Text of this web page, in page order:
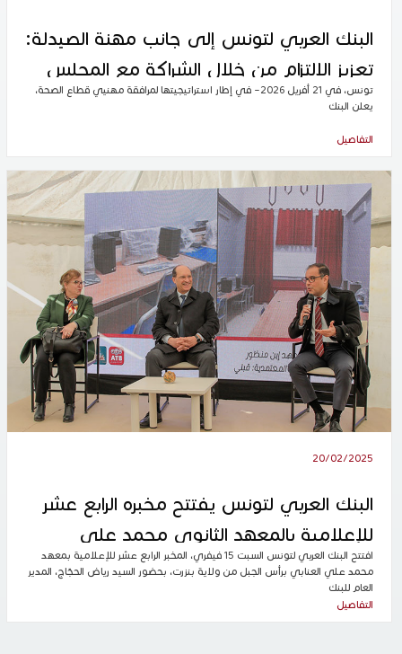
البنك العربي لتونس إلى جانب مهنة الصيدلة:
تعزيز الالتزام من خلال الشراكة مع المجلس
الوطني لهيئة الصيادلة بتونس (CNOPT)
تونس، في 21 أفريل 2026– في إطار استراتيجيتها لمرافقة مهنيي قطاع الصحة،
يعلن البنك
التفاصيل
20/02/2025
البنك العربي لتونس يفتتح مخبره الرابع عشر
للإعلامية بالمعهد الثانوي محمد علي
العنابي في رأس الجبلافتتح البنك العربي لتونس السبت 15 فيفري، المخبر الرابع عشر للإعلامية بمعهد
محمد علي العنابي برأس الجبل من ولاية بنزرت، بحضور السيد رياض الحجّاج، المدير
العام للبنك
التفاصيل